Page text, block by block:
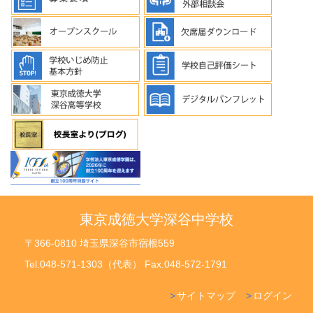
東京成徳大学深谷中学校
〒366-0810 埼玉県深谷市宿根559
Tel.048-571-1303（代表） Fax.048-572-1791
ログイン
サイトマップ